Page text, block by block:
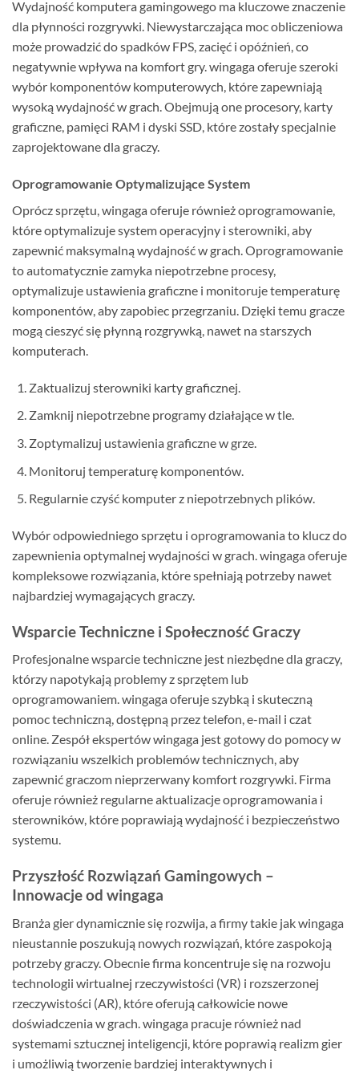
Wydajność komputera gamingowego ma kluczowe znaczenie
dla płynności rozgrywki. Niewystarczająca moc obliczeniowa
może prowadzić do spadków FPS, zacięć i opóźnień, co
negatywnie wpływa na komfort gry. wingaga oferuje szeroki
wybór komponentów komputerowych, które zapewniają
wysoką wydajność w grach. Obejmują one procesory, karty
graficzne, pamięci RAM i dyski SSD, które zostały specjalnie
zaprojektowane dla graczy.
Oprogramowanie Optymalizujące System
Oprócz sprzętu, wingaga oferuje również oprogramowanie,
które optymalizuje system operacyjny i sterowniki, aby
zapewnić maksymalną wydajność w grach. Oprogramowanie
to automatycznie zamyka niepotrzebne procesy,
optymalizuje ustawienia graficzne i monitoruje temperaturę
komponentów, aby zapobiec przegrzaniu. Dzięki temu gracze
mogą cieszyć się płynną rozgrywką, nawet na starszych
komputerach.
Zaktualizuj sterowniki karty graficznej.
Zamknij niepotrzebne programy działające w tle.
Zoptymalizuj ustawienia graficzne w grze.
Monitoruj temperaturę komponentów.
Regularnie czyść komputer z niepotrzebnych plików.
Wybór odpowiedniego sprzętu i oprogramowania to klucz do
zapewnienia optymalnej wydajności w grach. wingaga oferuje
kompleksowe rozwiązania, które spełniają potrzeby nawet
najbardziej wymagających graczy.
Wsparcie Techniczne i Społeczność Graczy
Profesjonalne wsparcie techniczne jest niezbędne dla graczy,
którzy napotykają problemy z sprzętem lub
oprogramowaniem. wingaga oferuje szybką i skuteczną
pomoc techniczną, dostępną przez telefon, e-mail i czat
online. Zespół ekspertów wingaga jest gotowy do pomocy w
rozwiązaniu wszelkich problemów technicznych, aby
zapewnić graczom nieprzerwany komfort rozgrywki. Firma
oferuje również regularne aktualizacje oprogramowania i
sterowników, które poprawiają wydajność i bezpieczeństwo
systemu.
Przyszłość Rozwiązań Gamingowych –
Innowacje od wingaga
Branża gier dynamicznie się rozwija, a firmy takie jak wingaga
nieustannie poszukują nowych rozwiązań, które zaspokoją
potrzeby graczy. Obecnie firma koncentruje się na rozwoju
technologii wirtualnej rzeczywistości (VR) i rozszerzonej
rzeczywistości (AR), które oferują całkowicie nowe
doświadczenia w grach. wingaga pracuje również nad
systemami sztucznej inteligencji, które poprawią realizm gier
i umożliwią tworzenie bardziej interaktywnych i